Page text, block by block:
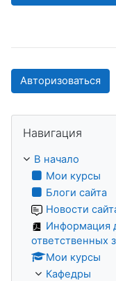
Авторизоваться
Навигация
В начало
Мои курсы
Блоги сайта
Новости
Информация
ответственных
Мои курсы
Кафедры